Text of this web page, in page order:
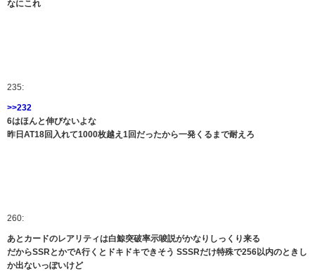
なにこれ
235:
>>232
6はほんと伸びないよな
昨日AT18回入れて1000枚越え1回だったから一発くるまで耐えろ
260:
あとカードのレアリティは白鯨突破率示唆説がかなりしっくり来る
だからSSRとかでA行くとドキドキできそう SSSRだけ特殊で256以内のときし
か出ないっぽいけど